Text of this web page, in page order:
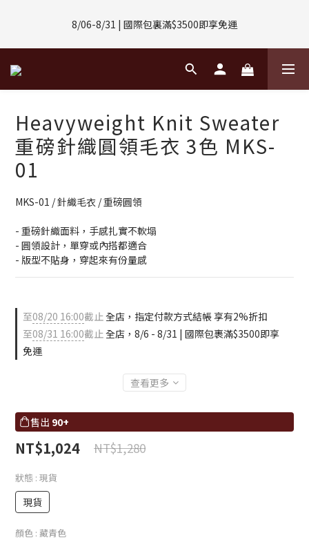
(數量有限售完不補)
8/06-8/31 | 國際包裏滿$3500即享免運
8/08-8/10 | 全館任選3件 贈 $188購物金
(數量有限售完不補)
Heavyweight Knit Sweater
重磅針織圓領毛衣 3色 MKS-
01
MKS-01 / 針織毛衣 / 重磅圓領
- 重磅針織面料，手感扎實不軟塌
- 圓領設計，單穿或內搭都適合
- 版型不貼身，穿起來有份量感
至08/20 16:00截止全店，指定付款方式結帳 享有2%折扣
至08/31 16:00截止全店，8/6 - 8/31 | 國際包裹滿$3500即享
免運
查看更多
售出 90+
NT$1,024 NT$1,280
狀態 : 現貨
現貨
顏色 : 藏青色